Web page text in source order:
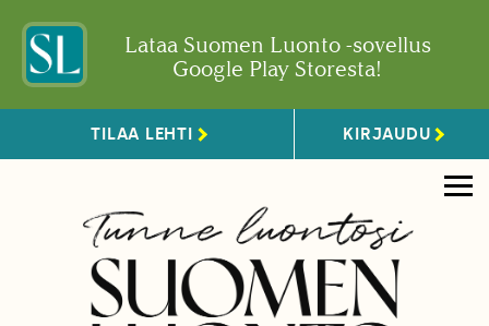
Lataa Suomen Luonto -sovellus
Google Play Storesta!
TILAA LEHTI KIRJAUDU